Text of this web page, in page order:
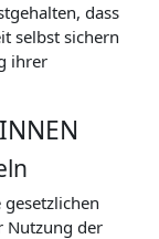
dass
selbst sichern
ihrer
Nutzung der